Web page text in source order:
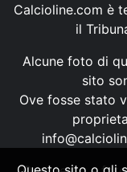
Calcioline.com è
il
Alcune foto di
sito
Ove fosse stato